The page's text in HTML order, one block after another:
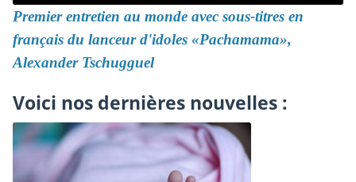
Premier entretien au monde avec sous-titres en
français du lanceur d'idoles «Pachamama»,
Alexander Tschugguel
Voici nos dernières nouvelles :